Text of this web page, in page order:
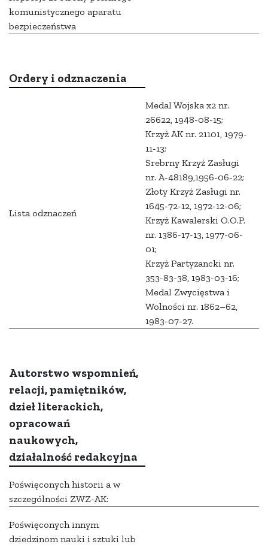
komunistycznego aparatu
bezpieczeństwa
Ordery i odznaczenia
Lista odznaczeń
Medal Wojska x2 nr.
26622, 1948-08-15;
Krzyż AK nr. 21101, 1979-
11-13;
Srebrny Krzyż Zasługi
nr. A-48189,1956-06-22;
Złoty Krzyż Zasługi nr.
1645-72-12, 1972-12-06;
Krzyż Kawalerski O.O.P.
nr. 1386-17-13, 1977-06-
01;
Krzyż Partyzancki nr.
353-83-38, 1983-03-16;
Medal Zwycięstwa i
Wolności nr. 1862–62,
1983-07-27.
Autorstwo wspomnień,
relacji, pamiętników,
dzieł literackich,
opracowań
naukowych,
działalność redakcyjna
Poświęconych historii a w
szczególności ZWZ-AK:
Poświęconych innym
dziedzinom nauki i sztuki lub